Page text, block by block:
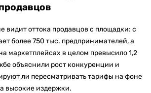
видит оттока продавцов с площадки: с
более 750 тыс. предпринимателей, а
маркетплейсах в целом превысило 1,2
объяснили рост конкуренции и
ли пересматривать тарифы на фоне
высокие издержки.